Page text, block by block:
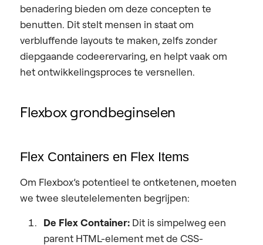
benadering bieden om deze concepten te
benutten. Dit stelt mensen in staat om
verbluffende layouts te maken, zelfs zonder
diepgaande codeerervaring, en helpt vaak om
het ontwikkelingsproces te versnellen.
Flexbox grondbeginselen
Flex Containers en Flex Items
Om Flexbox’s potentieel te ontketenen, moeten
we twee sleutelelementen begrijpen:
De Flex Container: Dit is simpelweg een
parent HTML-element met de CSS-